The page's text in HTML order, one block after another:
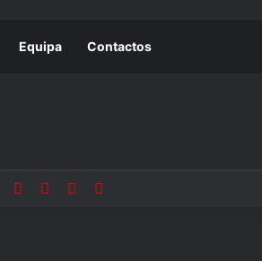
Equipa Contactos